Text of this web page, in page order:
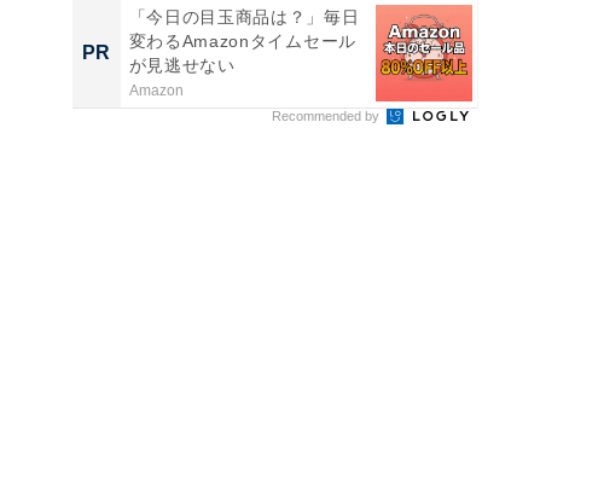
PR
「今日の目玉商品は？」毎日
変わるAmazonタイムセール
が見逃せない
Amazon
Recommended by